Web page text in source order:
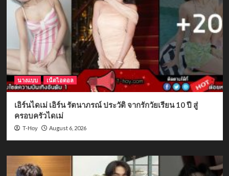
นางแบบ เน็ตไอดอล
เอิร์นไดเม่ เอิร์น รัตนาภรณ์ ประวัติ จากรักวัยเรียน 10 ปี สู่
ครอบครัวไดเม่
T-Hoy August 6, 2026